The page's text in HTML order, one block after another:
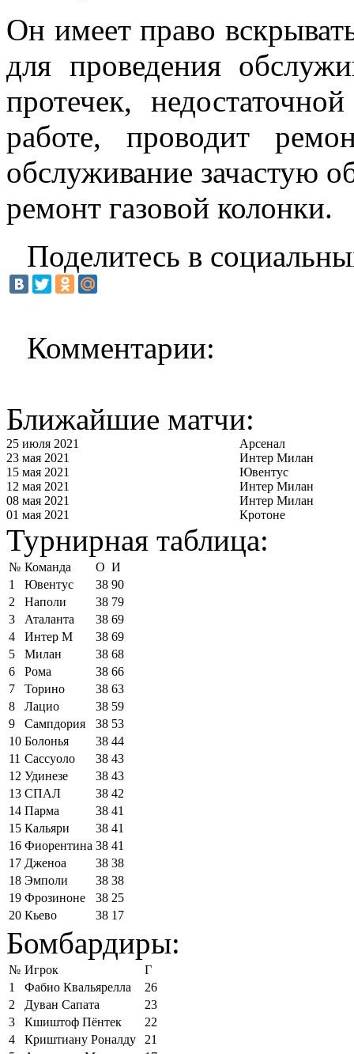
Он имеет право
для проведения
протечек,
работе, проводит
обслуживание зачастую
ремонт газовой колонки.
Поделитесь в
Комментарии:
Ближайшие матчи:
25 июля 2021
Арсенал
23 мая 2021
Интер Милан
15 мая 2021
Ювентус
12 мая 2021
Интер Милан
08 мая 2021
Интер Милан
01 мая 2021
Кротоне
Турнирная таблица:
№ Команда О И
1
Ювентус 38 90
2
Наполи 38 79
3
Аталанта 38 69
4
Интер М 38 69
5
Милан 38 68
6
Рома 38 66
7
Торино 38 63
8
Лацио 38 59
9
Сампдория 38 53
10 Болонья 38 44
11 Сассуоло 38 43
12 Удинезе 38 43
13 СПАЛ 38 42
14 Парма 38 41
15 Кальяри 38 41
16 Фиорентина 38 41
17 Дженоа 38 38
18 Эмполи 38 38
19 Фрозиноне 38 25
20 Кьево 38 17
Бомбардиры:
№ Игрок
Г
1
Фабио Квальярелла
26
2
Дуван Сапата
23
3
Кшиштоф Пёнтек
22
4
Криштиану Роналду
21